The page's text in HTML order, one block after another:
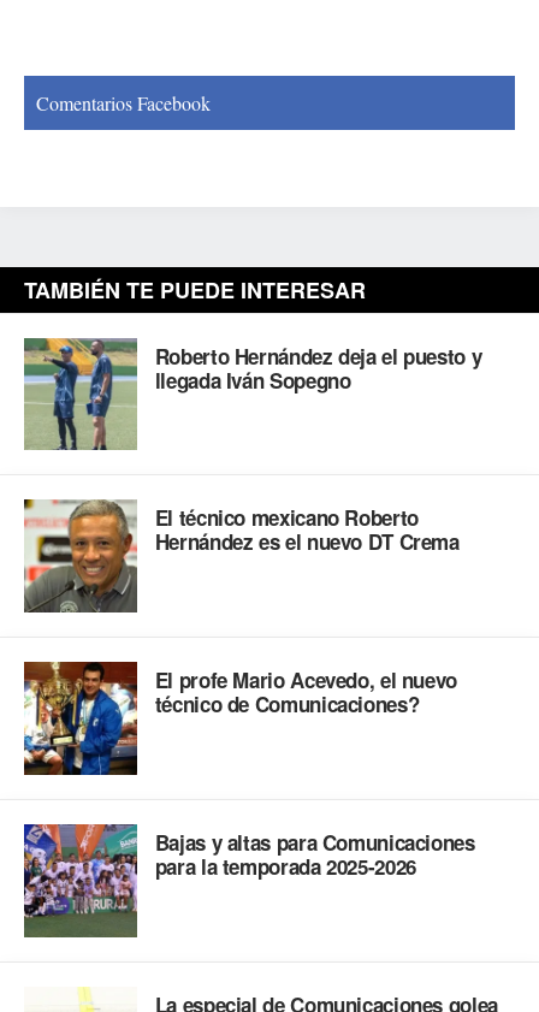
Comentarios Facebook
TAMBIÉN TE PUEDE INTERESAR
Roberto Hernández deja el puesto y
llegada Iván Sopegno
El técnico mexicano Roberto
Hernández es el nuevo DT Crema
El profe Mario Acevedo, el nuevo
técnico de Comunicaciones?
Bajas y altas para Comunicaciones
para la temporada 2025-2026
La especial de Comunicaciones golea